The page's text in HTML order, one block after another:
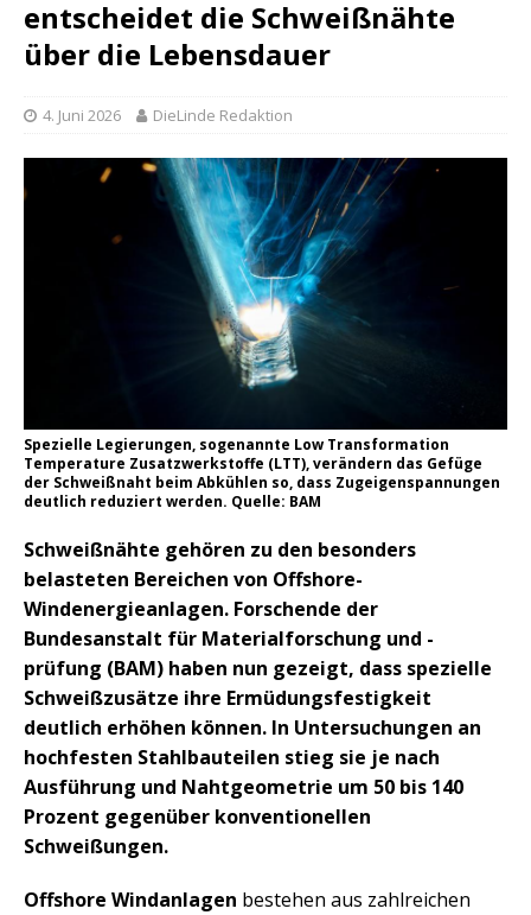
entscheidet die Schweißnähte
über die Lebensdauer
4. Juni 2026 DieLinde Redaktion
Spezielle Legierungen, sogenannte Low Transformation
Temperature Zusatzwerkstoffe (LTT), verändern das Gefüge
der Schweißnaht beim Abkühlen so, dass Zugeigenspannungen
deutlich reduziert werden. Quelle: BAM
Schweißnähte gehören zu den besonders
belasteten Bereichen von Offshore-
Windenergieanlagen. Forschende der
Bundesanstalt für Materialforschung und -
prüfung (BAM) haben nun gezeigt, dass spezielle
Schweißzusätze ihre Ermüdungsfestigkeit
deutlich erhöhen können. In Untersuchungen an
hochfesten Stahlbauteilen stieg sie je nach
Ausführung und Nahtgeometrie um 50 bis 140
Prozent gegenüber konventionellen
Schweißungen.
Offshore Windanlagen bestehen aus zahlreichen